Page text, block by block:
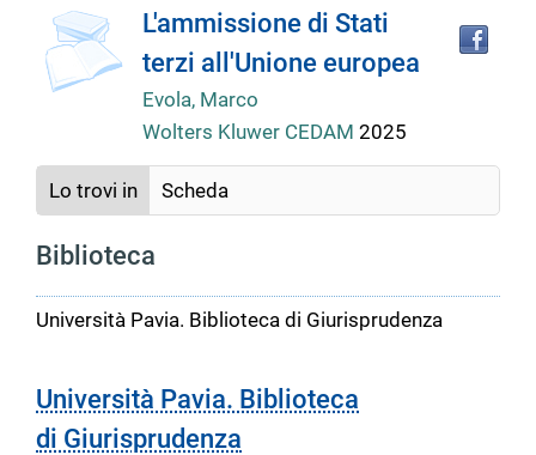
Dettaglio
del
documento
L'ammissione di Stati
terzi all'Unione europea
Evola, Marco
Wolters Kluwer CEDAM 2025
Lo trovi in Scheda
Biblioteca
Università Pavia. Biblioteca di Giurisprudenza
Università Pavia. Biblioteca
di Giurisprudenza